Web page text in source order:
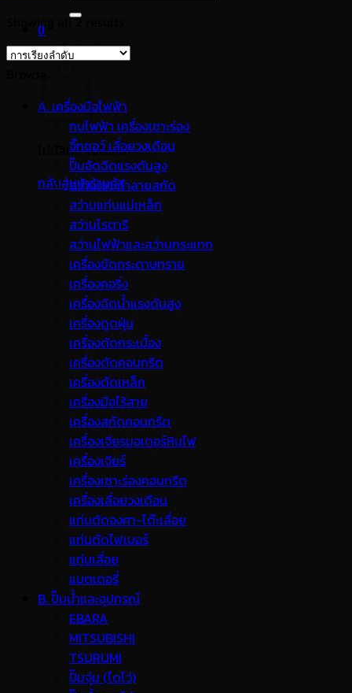
0
ตะกร้าสินค้า
ไม่มีสินค้าในตะกร้า
กลับสู่หน้าร้านค้า
Showing all 2 results
A. เครื่องมือไฟฟ้า
กบไฟฟ้า เครื่องเซาะร่อง
จิ๊กซอว์ เลื่อยวงเดือน
ปั๊มอัดฉีดแรงดันสูง
สว่านเจาะทำลายสกัด
สว่านแท่นแม่เหล็ก
สว่านโรตารี
สว่านไฟฟ้าและสว่านกระแทก
เครื่องขัดกระดาษทราย
เครื่องคอริ่ง
เครื่องฉีดน้ำแรงดันสูง
เครื่องดูดฝุ่น
เครื่องตัดกระเบื้อง
เครื่องตัดคอนกรีต
เครื่องตัดเหล็ก
เครื่องมือไร้สาย
เครื่องสกัดคอนกรีต
เครื่องเจียรมอเตอร์หินไฟ
เครื่องเจียร์
เครื่องเซาะร่องคอนกรีต
เครื่องเลื่อยวงเดือน
แท่นตัดองศา-โต๊ะเลื่อย
แท่นตัดไฟเบอร์
แท่นเลื่อย
แบตเตอรี่
B. ปั๊มน้ำและอุปกรณ์
EBARA
MITSUBISHI
TSURUMI
ปั๊มจุ่ม (ไดโว่)